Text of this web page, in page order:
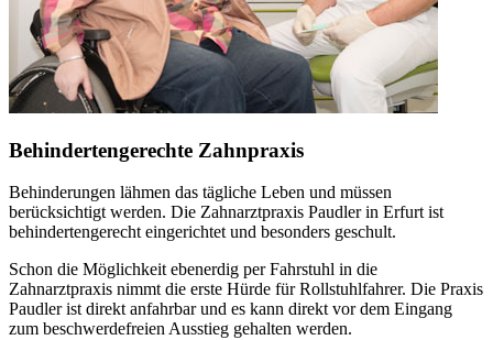
Behindertengerechte Zahnpraxis
Behinderungen lähmen das tägliche Leben und müssen
berücksichtigt werden. Die Zahnarztpraxis Paudler in Erfurt ist
behindertengerecht eingerichtet und besonders geschult.
Schon die Möglichkeit ebenerdig per Fahrstuhl in die
Zahnarztpraxis nimmt die erste Hürde für Rollstuhlfahrer. Die Praxis
Paudler ist direkt anfahrbar und es kann direkt vor dem Eingang
zum beschwerdefreien Ausstieg gehalten werden.